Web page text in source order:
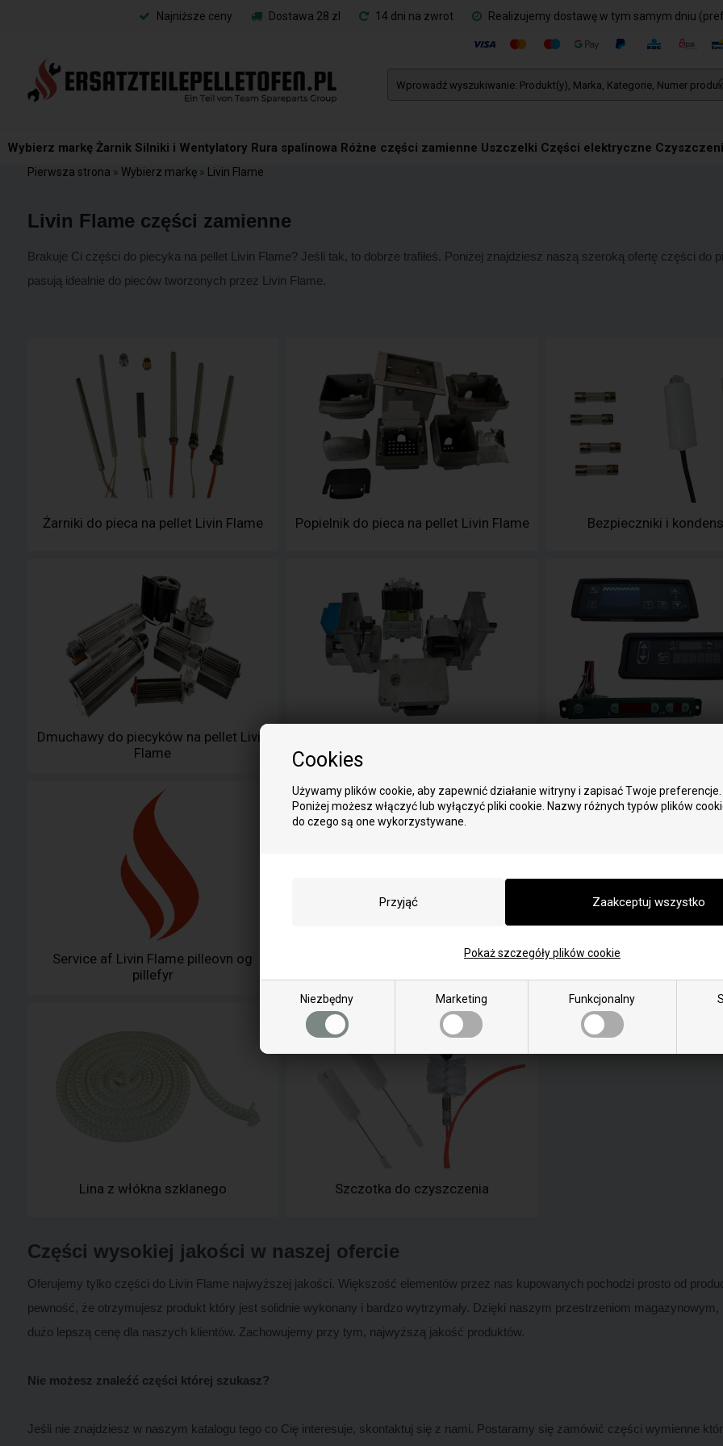
Cookies
Używamy plików cookie, aby zapewnić działanie witryny i zapisać Twoje preferencje.
Poniżej możesz włączyć lub wyłączyć pliki cookie. Nazwy różnych typów plików
do czego są one wykorzystywane.
Niezbędny Marketing Funkcjonalny
Pokaż szczegóły plików cookie
Najniższe ceny Dostawa 28 zl 14 dni na zwrot Realizujemy dostawę w tym samym dniu
Wybierz markę Żarnik Silniki i Wentylatory Rura spalinowa Różne części zamienne Uszczelki Części elektryczne
Pierwsza strona » Wybierz markę» Livin Flame
Livin Flame części zamienne
Brakuje Ci części do piecyka na pellet Livin Flame? Jeśli tak, to dobrze trafiłeś. Poniżej znajdziesz naszą szeroką ofertę części do
pasują idealnie do pieców tworzonych przez Livin Flame.
Żarniki do pieca na pellet Livin Flame Popielnik do pieca na pellet Livin Flame Bezpieczniki i
Dmuchawy do piecyków na pellet Livin
Flame
Service af Livin Flame pilleovn og
pillefyr
Lina z włókna szklanego Szczotka do czyszczenia
Części wysokiej jakości w naszej ofercie
Oferujemy tylko części do Livin Flame najwyższej jakości. Większość elementów przez nas kupowanych pochodzi prosto od
pewność, że otrzymujesz produkt który jest solidnie wykonany i bardzo wytrzymały. Dzięki naszym przestrzeniom
dużo lepszą cenę dla naszych klientów. Zachowujemy przy tym, najwyższą jakość produktów.
Nie możesz znaleźć części której szukasz?
Jeśli nie znajdziesz w naszym katalogu tego co Cię interesuje, skontaktuj się z nami. Postaramy się zamówić części wymienne